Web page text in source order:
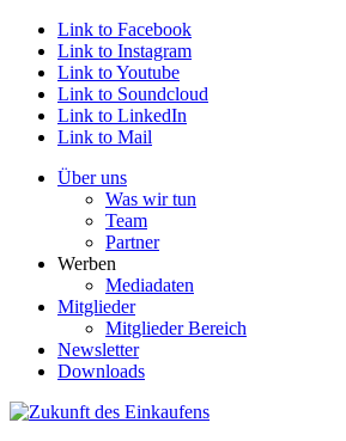
Link to Facebook
Link to Instagram
Link to Youtube
Link to Soundcloud
Link to LinkedIn
Link to Mail
Über uns
Was wir tun
Team
Partner
Werben
Mediadaten
Mitglieder
Mitglieder Bereich
Newsletter
Downloads